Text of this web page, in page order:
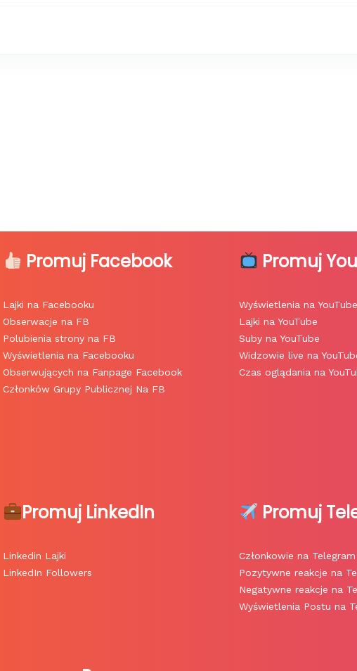
Promuj Facebook
Lajki na Facebooku
Obserwacje na FB
Polubienia strony na FB
Wyświetlenia na Facebooku
Obserwujących na Fanpage Facebook
Członków Grupy Publicznej Na FB
Promuj
Wyświetlenia na YouTube
Lajki na YouTube
Suby na YouTube
Widzowie live na
Czas oglądania na
Promuj LinkedIn
Linkedin Lajki
LinkedIn Followers
Promuj
Członkowie na Telegram
Pozytywne reakcje na
Negatywne reakcje na
Wyświetlenia Postu na